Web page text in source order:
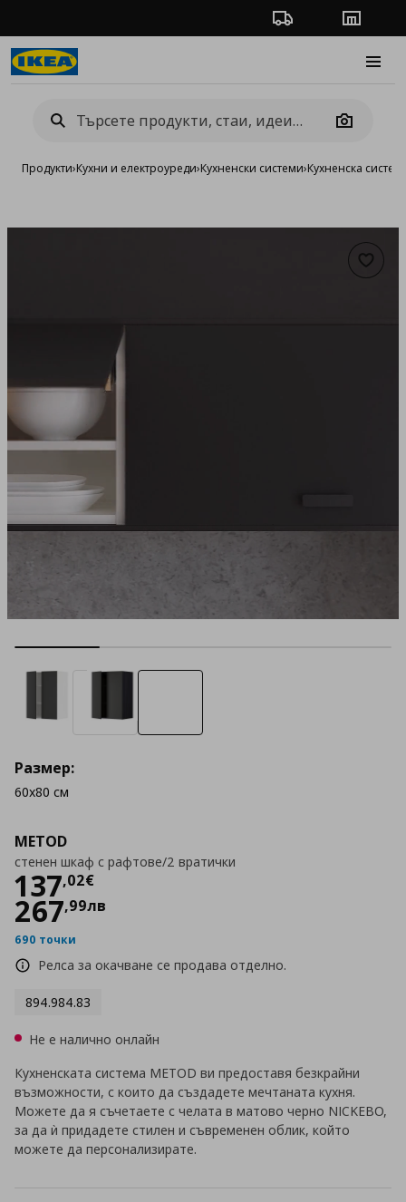
Проследяване на
Camera
Продукти›Кухни и електроуреди›Кухненски системи›Кухненска
METOD
стенен шкаф с рафтове/2 вратички
137,02€
Цена
267,99лв
690 точки
Релса за окачване се продава отделно.
894.984.83
Размер:
60x80 см
Не е налично онлайн
Кухненската система METOD ви предоставя безкрайни
възможности, с които да създадете мечтаната кухня.
Можете да я съчетаете с челата в матово черно NICKEBO,
за да ѝ придадете стилен и съвременен облик, който
можете да персонализирате.